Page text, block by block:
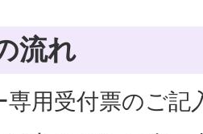
流れ
専用受付票のご記